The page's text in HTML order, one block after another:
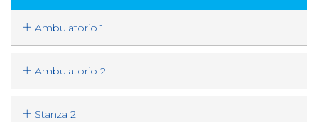
Ambulatorio 1
Ambulatorio 2
Stanza 2